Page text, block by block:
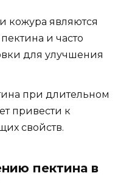
кожура являются
и часто
для улучшения
при длительном
привести к
свойств.
пектина в